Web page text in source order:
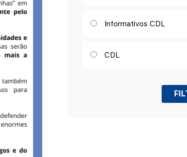
Informativos CDL
CDL